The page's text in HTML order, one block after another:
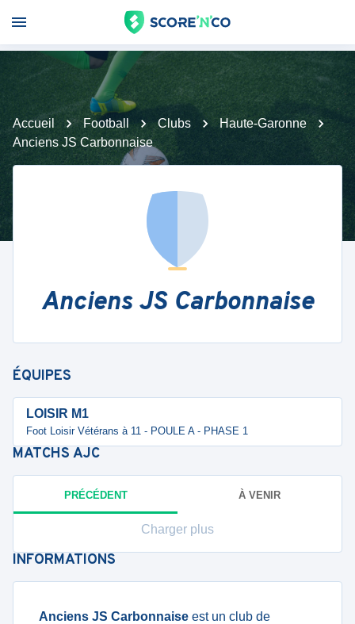
Accueil Football Clubs
Haute-Garonne
Anciens JS Carbonnaise
Anciens JS Carbonnaise
ÉQUIPES
LOISIR M1
Foot Loisir Vétérans à 11 - POULE A - PHASE 1
MATCHS AJC
PRÉCÉDENT À VENIR
Charger plus
INFORMATIONS
Anciens JS Carbonnaise est un club de